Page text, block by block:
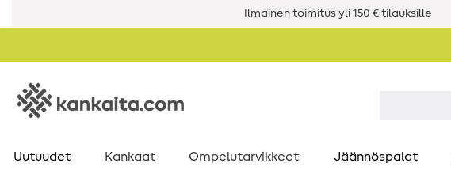
Ilmainen toimitus yli 150 € tilauksille
Uutuudet Kankaat Ompelutarvikkeet Jäännöspalat